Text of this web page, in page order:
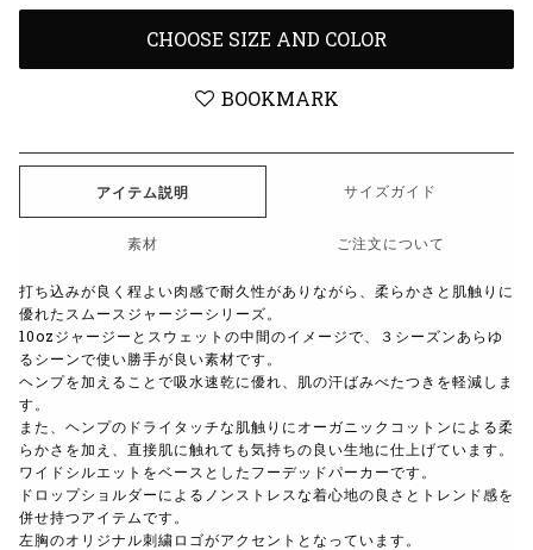
CHOOSE SIZE AND COLOR
BOOKMARK
アイテム説明 サイズガイド
素材 ご注文について
打ち込みが良く程よい肉感で耐久性がありながら、柔らかさと肌触りに
優れたスムースジャージーシリーズ。
10ozジャージーとスウェットの中間のイメージで、３シーズンあらゆ
るシーンで使い勝手が良い素材です。
ヘンプを加えることで吸水速乾に優れ、肌の汗ばみべたつきを軽減しま
す。
また、ヘンプのドライタッチな肌触りにオーガニックコットンによる柔
らかさを加え、直接肌に触れても気持ちの良い生地に仕上げています。
ワイドシルエットをベースとしたフーデッドパーカーです。
ドロップショルダーによるノンストレスな着心地の良さとトレンド感を
併せ持つアイテムです。
左胸のオリジナル刺繍ロゴがアクセントとなっています。